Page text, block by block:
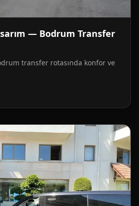
— Bodrum Transfer
transfer rotasında konfor ve